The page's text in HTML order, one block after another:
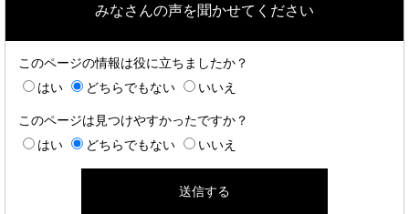
みなさんの声を聞かせてください
このページの情報は役に立ちましたか？
はい
どちらでもない いいえ
このページは見つけやすかったですか？
はい
どちらでもない いいえ